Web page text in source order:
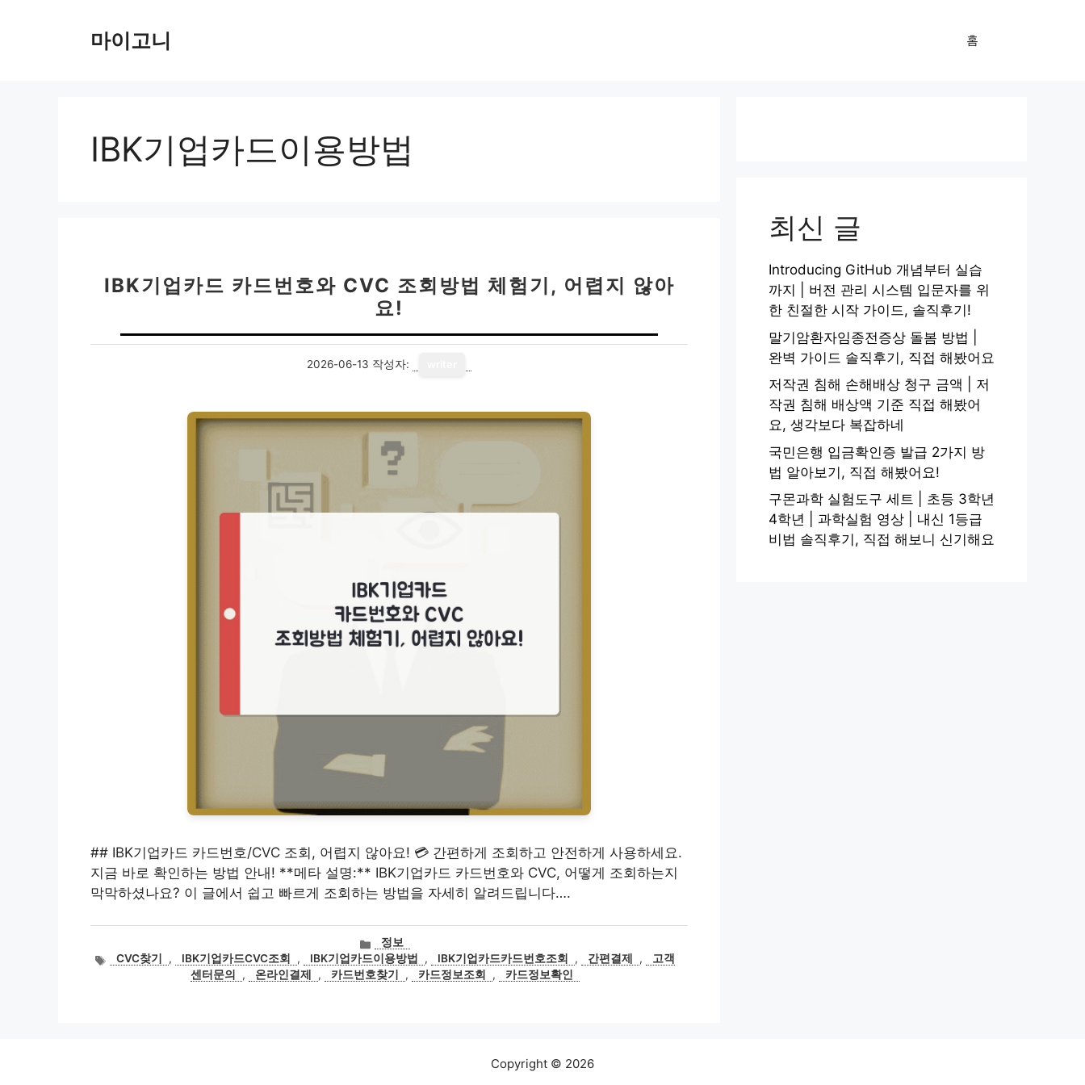
마이고니 홈
IBK기업카드이용방법
IBK기업카드 카드번호와 CVC 조회방법 체험기, 어렵지 않아
요!
2026-06-13 작성자:
## IBK기업카드 카드번호/CVC 조회, 어렵지 않아요! 💳 간편하게 조회하고 안전하게 사용하세요.
지금 바로 확인하는 방법 안내! **메타 설명:** IBK기업카드 카드번호와 CVC, 어떻게 조회하는지
막막하셨나요? 이 글에서 쉽고 빠르게 조회하는 방법을 자세히 알려드립니다….
카
테
고
정보
태CVC찾기 , IBK기업카드CVC조회 , IBK기업카드이용방법 , IBK기업카드카드번호조회 , 간편결제 ,
고객
센터문의
, 온라인결제 , 카드번호찾기 , 카드정보조회 , 카드정보확인
최신 글
Introducing GitHub 개념부터 실습
까지 | 버전 관리 시스템 입문자를 위
한 친절한 시작 가이드, 솔직후기!
말기암환자임종전증상 돌봄 방법 |
완벽 가이드 솔직후기, 직접 해봤어요
저작권 침해 손해배상 청구 금액 | 저
작권 침해 배상액 기준 직접 해봤어
요, 생각보다 복잡하네
국민은행 입금확인증 발급 2가지 방
법 알아보기, 직접 해봤어요!
구몬과학 실험도구 세트 | 초등 3학년
4학년 | 과학실험 영상 | 내신 1등급
비법 솔직후기, 직접 해보니 신기해요
Copyright © 2026